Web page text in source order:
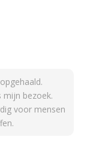
mijn bezoek.
voor mensen